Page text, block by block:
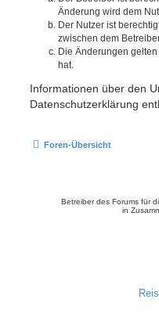
Änderung wird dem
Der Nutzer ist
zwischen dem
Die Änderungen
hat.
Informationen über den
Datenschutzerklärung
Foren-Übersicht
Betreiber des Forums für
in